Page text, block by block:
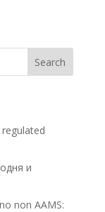
Search
и
non AAMS: